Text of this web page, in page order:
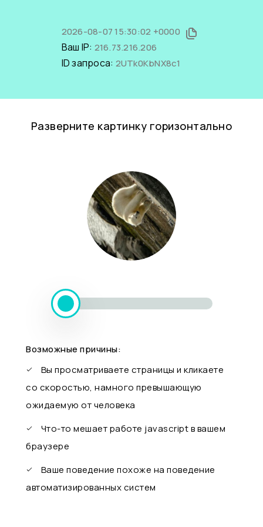
2026-08-07 15:30:02 +0000
Ваш IP: 216.73.216.206
ID запроса: 2UTk0KbNX8c1
Разверните картинку горизонтально
Возможные причины:
Вы просматриваете страницы и кликаете
со скоростью, намного превышающую
ожидаемую от человека
Что-то мешает работе javascript в вашем
браузере
Ваше поведение похоже на поведение
автоматизированных систем